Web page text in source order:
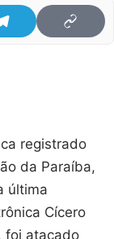
registrado
da Paraíba,
última
Cícero
foi atacado